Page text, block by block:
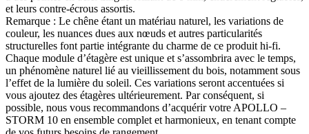
et leurs contre-écrous assortis.
Remarque : Le chêne étant un matériau naturel, les variations de
couleur, les nuances dues aux nœuds et autres particularités
structurelles font partie intégrante du charme de ce produit hi-fi.
Chaque module d’étagère est unique et s’assombrira avec le temps,
un phénomène naturel lié au vieillissement du bois, notamment sous
l’effet de la lumière du soleil. Ces variations seront accentuées si
vous ajoutez des étagères ultérieurement. Par conséquent, si
possible, nous vous recommandons d’acquérir votre APOLLO –
STORM 10 en ensemble complet et harmonieux, en tenant compte